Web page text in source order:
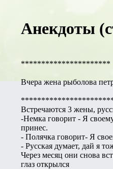
Анекдоты
**********************
Вчера жена рыболова
Встречаются 3 жены,
-Немка говорит - Я
принес.
- Полячка говорит- Я
- Русская думает, дай я
Через месяц они снова
глаз открылся